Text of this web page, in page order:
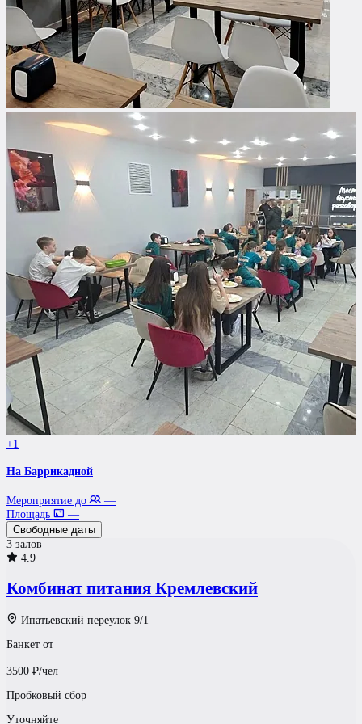
+1
На Баррикадной
Мероприятие до
—
Площадь
—
Свободные даты
3 залов
4.9
Комбинат питания Кремлевский
Ипатьевский переулок 9/1
Банкет от
3500 ₽/чел
Пробковый сбор
Уточняйте